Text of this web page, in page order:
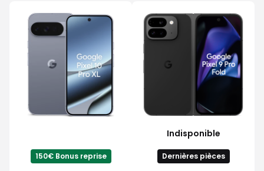
150€ Bonus reprise
Indisponible
Dernières pièces